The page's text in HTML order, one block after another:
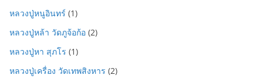
หลวงปู่หนูอินทร์ (1)
หลวงปู่หล้า วัดภูจ้อก้อ (2)
หลวงปู่หา สุภโร (1)
หลวงปู่เครื่อง วัดเทพสิงหาร (2)